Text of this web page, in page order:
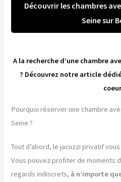
Découvrir les chambres
Seine sur
A la recherche d’une chambre
? Découvrez notre article
Pourquoi réserver une chambre
Seine ?
Tout d’abord, le jacuzzi privatif
Vous pouvez profiter de moments
regards indiscrets, à n’importe